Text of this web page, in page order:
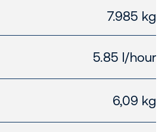
7.985 kg
5.85 l/hour
6,09 kg